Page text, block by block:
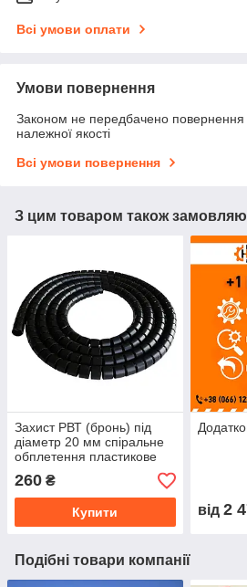
Всі умови оплати
Умови повернення
Законом не передбачено повернення
належної якості
Всі умови повернення
З цим товаром також
Захист РВТ (бронь) під
діаметр 20 мм спіральне
обплетення пластикове
260 ₴
Купити від 2
Подібні товари компанії